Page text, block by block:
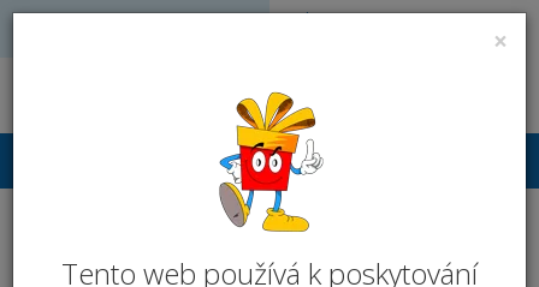
×
Tento web používá k poskytování
Volejte: 728 051 909
Přihlášení
Hrnek keramický 300 ml -